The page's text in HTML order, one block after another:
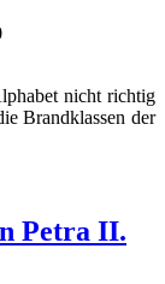
nicht richtig
Brandklassen der
Petra II.